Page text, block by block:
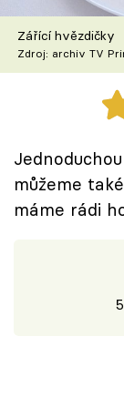
Škola
Recepty z
Speciál:
Těhotnej
Sledujte
Zářící hvězdičky
Zdroj: archiv TV
můžeme
máme rádi